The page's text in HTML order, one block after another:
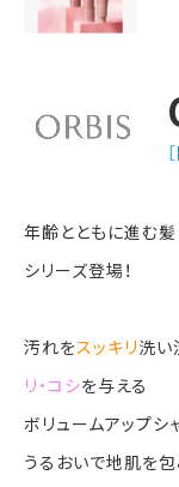
年齢とともに進む髪
シリーズ登場！
汚れをスッキリ洗い
リ・コシを与える
ボリュームアップシ
うるおいで地肌を